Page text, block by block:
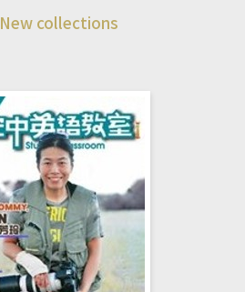
New collections